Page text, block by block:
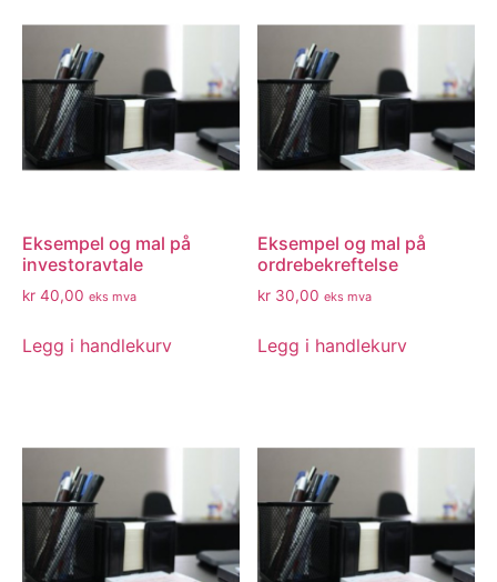
Eksempel og mal på
investoravtale
kr 40,00 eks mva
Legg i handlekurv
Eksempel og mal på
ordrebekreftelse
kr 30,00 eks mva
Legg i handlekurv